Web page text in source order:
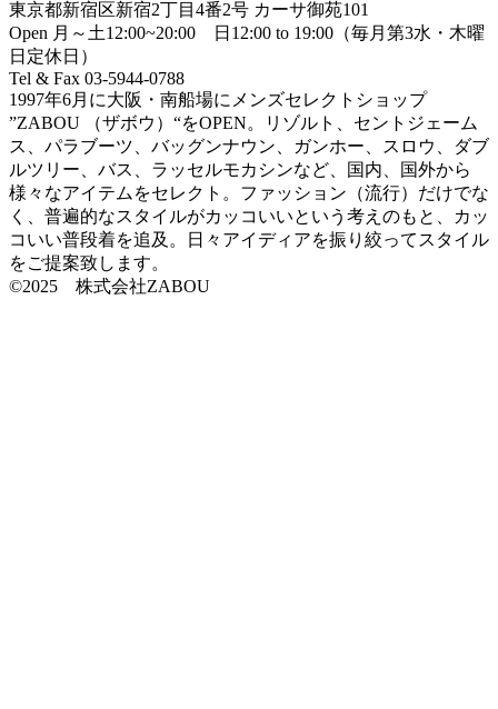
東京都新宿区新宿2丁目4番2号 カーサ御苑101
Open 月～土12:00~20:00 日12:00 to 19:00（毎月第3水・木曜
日定休日）
Tel & Fax 03-5944-0788
1997年6月に大阪・南船場にメンズセレクトショップ
”ZABOU （ザボウ）“をOPEN。リゾルト、セントジェーム
ス、パラブーツ、バッグンナウン、ガンホー、スロウ、ダブ
ルツリー、バス、ラッセルモカシンなど、国内、国外から
様々なアイテムをセレクト。ファッション（流行）だけでな
く、普遍的なスタイルがカッコいいという考えのもと、カッ
コいい普段着を追及。日々アイディアを振り絞ってスタイル
をご提案致します。
©2025 株式会社ZABOU